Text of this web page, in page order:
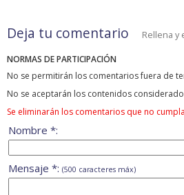
Deja tu comentario Rellena y
NORMAS DE PARTICIPACIÓN
No se permitirán los comentarios fuera de
No se aceptarán los contenidos
Se eliminarán los comentarios que no
Nombre *:
Mensaje *: (500 caracteres máx)